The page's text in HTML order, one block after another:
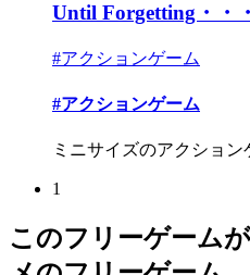
Until Forgetting・・・
#アクションゲーム
#アクションゲーム
ミニサイズのアクション
1
このフリーゲーム